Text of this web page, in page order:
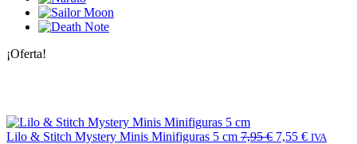
¡Oferta!
Lilo & Stitch Mystery Minis Minifiguras 5 cm 7,95€ 7,55 € IVA